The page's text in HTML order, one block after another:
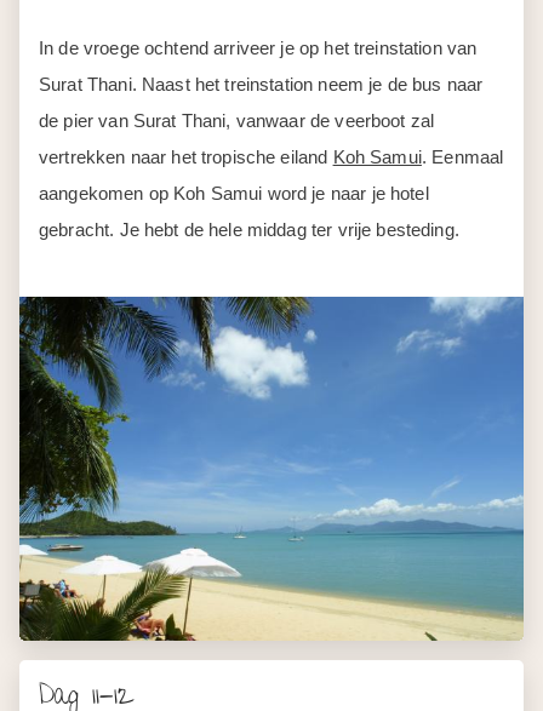
In de vroege ochtend arriveer je op het treinstation van
Surat Thani. Naast het treinstation neem je de bus naar
de pier van Surat Thani, vanwaar de veerboot zal
vertrekken naar het tropische eiland Koh Samui. Eenmaal
aangekomen op Koh Samui word je naar je hotel
gebracht. Je hebt de hele middag ter vrije besteding.
Dag 11-12